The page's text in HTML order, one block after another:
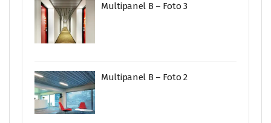
Multipanel B – Foto 3
Multipanel B – Foto 2